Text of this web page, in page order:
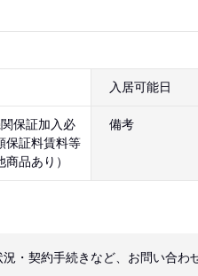
入居可能日
保証加入必
保証料賃料等
品あり）
備考
・契約手続きなど、お問い合わ